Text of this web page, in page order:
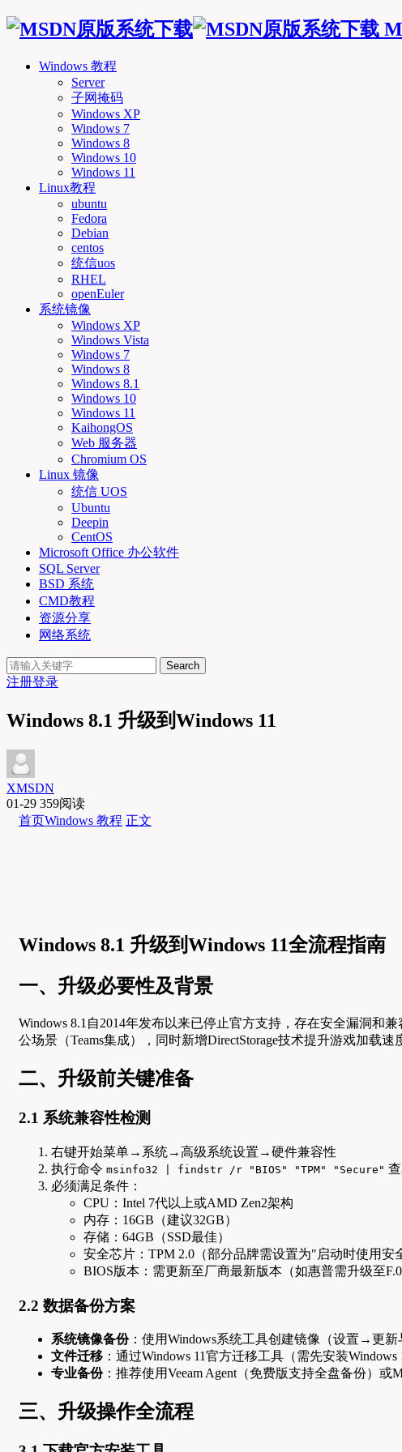
Windows 教程
Server
子网掩码
Windows XP
Windows 7
Windows 8
Windows 10
Windows 11
Linux教程
ubuntu
Fedora
Debian
centos
统信uos
RHEL
openEuler
系统镜像
Windows XP
Windows Vista
Windows 7
Windows 8
Windows 8.1
Windows 10
Windows 11
KaihongOS
Web 服务器
Chromium OS
Linux 镜像
统信 UOS
Ubuntu
Deepin
CentOS
Microsoft Office 办公软件
SQL Server
BSD 系统
CMD教程
资源分享
网络系统
Search
注册登录
Windows 8.1 升级到Windows 11
XMSDN
01-29 359阅读
首页Windows 教程 正文
Windows 8.1 升级到Windows 11全流程指南
一、升级必要性及背景
Windows 8.1自2014年发布以来已停止官方支持，存在安全漏洞和
公场景（Teams集成），同时新增DirectStorage技术提升游戏加载
二、升级前关键准备
2.1 系统兼容性检测
右键开始菜单→系统→高级系统设置→硬件兼容性
执行命令 msinfo32 | findstr /r "BIOS" "TPM" "Secure"
必须满足条件：
CPU：Intel 7代以上或AMD Zen2架构
内存：16GB（建议32GB）
存储：64GB（SSD最佳）
安全芯片：TPM 2.0（部分品牌需设置为"启动时使用安
BIOS版本：需更新至厂商最新版本（如惠普需升级至
2.2 数据备份方案
系统镜像备份：使用Windows系统工具创建镜像（设置→更
文件迁移 ：通过Windows 11官方迁移工具（需先安装Windows
专业备份：推荐使用Veeam Agent（免费版支持全盘备份）或
三、升级操作全流程